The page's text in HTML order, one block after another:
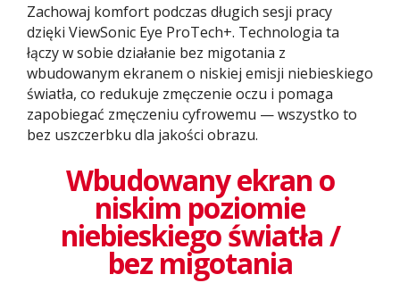
Zachowaj komfort podczas długich sesji pracy
dzięki ViewSonic Eye ProTech+. Technologia ta
łączy w sobie działanie bez migotania z
wbudowanym ekranem o niskiej emisji niebieskiego
światła, co redukuje zmęczenie oczu i pomaga
zapobiegać zmęczeniu cyfrowemu — wszystko to
bez uszczerbku dla jakości obrazu.
Wbudowany ekran o
niskim poziomie
niebieskiego światła /
bez migotania